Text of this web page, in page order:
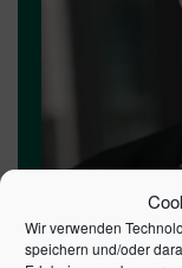
Wir verwenden
speichern und/oder